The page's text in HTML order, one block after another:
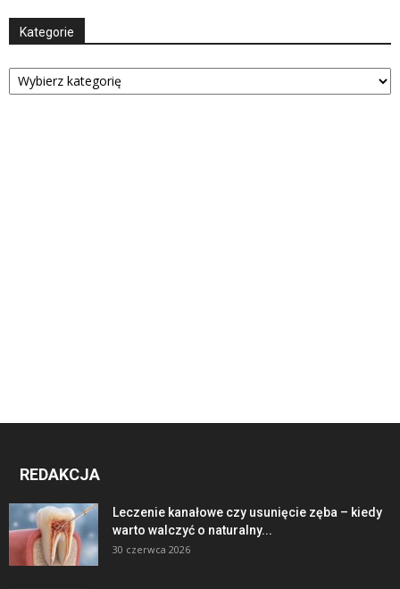
Kategorie
Kategorie
REDAKCJA
Leczenie kanałowe czy usunięcie zęba – kiedy
warto walczyć o naturalny...
30 czerwca 2026